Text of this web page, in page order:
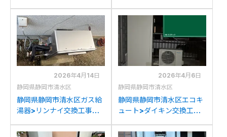
C2432SAWXからリンナ
イRUF-K2406SAW(A)へ
の交換
2428SAWXからパロマ
FH-2423SAW-1への交換
2026年4月14日
静岡県静岡市清水区
静岡県静岡市清水区ガス給
湯器>リンナイ交換工事施
V2002SAGからリンナイ
2026年4月6日
静岡県静岡市清水区
静岡県静岡市清水区エコキ
ュート>ダイキン交換工事
TU37CSVからダイキン